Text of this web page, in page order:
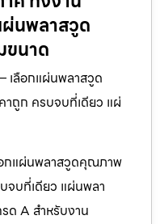
นพลาสวูด
ขนาด
เลือกแผ่นพลาสวูด
ถูก ครบจบที่เดียว แผ่
กแผ่นพลาสวูดคุณภาพ
จบที่เดียว แผ่นพลา
ด A สำหรับงาน